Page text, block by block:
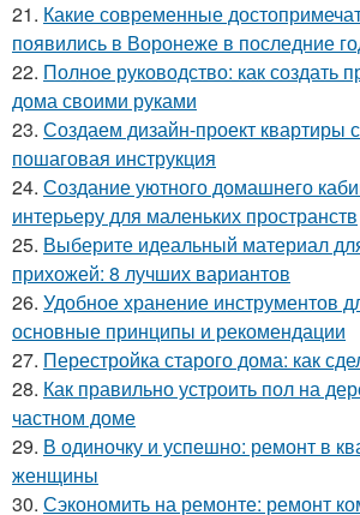
21. Какие современные
появились в Воронеже в последние
22. Полное руководство: как создать
дома своими руками
23. Создаем дизайн-проект квартиры
пошаговая инструкция
24. Создание уютного домашнего
интерьеру для маленьких пространств
25. Выберите идеальный материал
прихожей: 8 лучших вариантов
26. Удобное хранение инструментов
основные принципы и рекомендации
27. Перестройка старого дома: как
28. Как правильно устроить пол на
частном доме
29. В одиночку и успешно: ремонт в
женщины
30. Сэкономить на ремонте: ремонт